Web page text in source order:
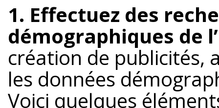
1. Effectuez des
démographiques de
création de publicités,
les données
Voici quelques